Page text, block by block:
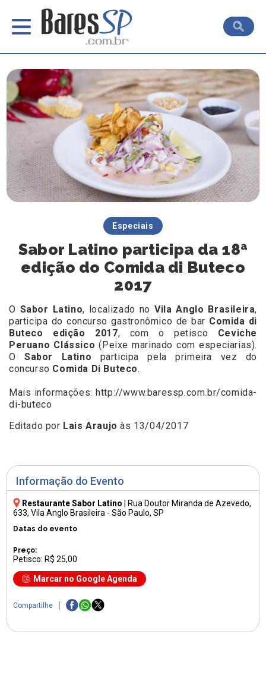
Informação do Evento
Restaurante Sabor Latino
Rua Doutor Miranda de Azevedo,
633, Vila Anglo Brasileira - São Paulo, SP
Datas do evento
Preço:
Petisco: R$ 25,00
Marcar no Google Agenda
Compartilhe
Especiais
Sabor Latino participa da 18ª
edição do Comida di Buteco
2017
O Sabor Latino, localizado noVila Anglo Brasileira,
participa do concurso gastronômico de bar Comida di
Buteco edição 2017, com o petisco Ceviche
Peruano Clássico (Peixe marinado com especiarias).
O Sabor Latino participa pela primeira vez do
concurso Comida Di Buteco.
Mais informações: http://www.baressp.com.br/comida-
di-buteco
Editado por Lais Araujo às 13/04/2017